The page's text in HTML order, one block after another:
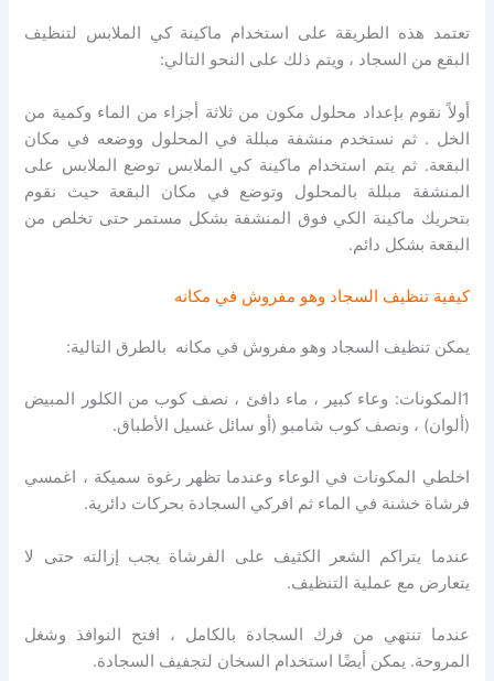
تعتمد هذه الطريقة على استخدام ماكينة كي الملابس لتنظيف
البقع من السجاد ، ويتم ذلك على النحو التالي:
أولاً نقوم بإعداد محلول مكون من ثلاثة أجزاء من الماء وكمية من
الخل . ثم نستخدم منشفة مبللة في المحلول ووضعه في مكان
البقعة. ثم يتم استخدام ماكينة كي الملابس توضع الملابس على
المنشفة مبللة بالمحلول وتوضع في مكان البقعة حيث نقوم
بتحريك ماكينة الكي فوق المنشفة بشكل مستمر حتى تخلص من
البقعة بشكل دائم.
كيفية تنظيف السجاد وهو مفروش في مكانه
يمكن تنظيف السجاد وهو مفروش في مكانه بالطرق التالية:
1المكونات: وعاء كبير ، ماء دافئ ، نصف كوب من الكلور المبيض
(ألوان) ، ونصف كوب شامبو (أو سائل غسيل الأطباق.
اخلطي المكونات في الوعاء وعندما تظهر رغوة سميكة ، اغمسي
فرشاة خشنة في الماء ثم افركي السجادة بحركات دائرية.
عندما يتراكم الشعر الكثيف على الفرشاة يجب إزالته حتى لا
يتعارض مع عملية التنظيف.
عندما تنتهي من فرك السجادة بالكامل ، افتح النوافذ وشغل
المروحة. يمكن أيضًا استخدام السخان لتجفيف السجادة.